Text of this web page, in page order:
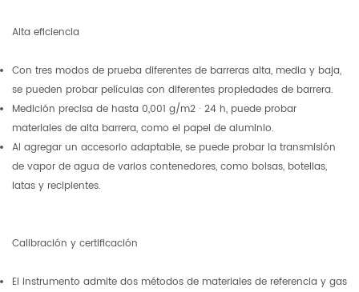
Alta eficiencia
Con tres modos de prueba diferentes de barreras alta, media y baja,
se pueden probar películas con diferentes propiedades de barrera.
Medición precisa de hasta 0,001 g/m2 · 24 h, puede probar
materiales de alta barrera, como el papel de aluminio.
Al agregar un accesorio adaptable, se puede probar la transmisión
de vapor de agua de varios contenedores, como bolsas, botellas,
latas y recipientes.
Calibración y certificación
El instrumento admite dos métodos de materiales de referencia y gas